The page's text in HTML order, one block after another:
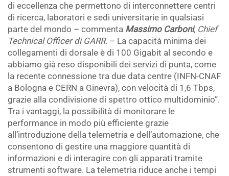
di eccellenza che permettono di interconnettere centri
di ricerca, laboratori e sedi universitarie in qualsiasi
parte del mondo – commenta Massimo Carboni, Chief
Technical Officer di GARR. – La capacità minima dei
collegamenti di dorsale è di 100 Gigabit al secondo e
abbiamo già reso disponibili dei servizi di punta, come
la recente connessione tra due data centre (INFN-CNAF
a Bologna e CERN a Ginevra), con velocità di 1,6 Tbps,
grazie alla condivisione di spettro ottico multidominio”.
Tra i vantaggi, la possibilità di monitorare le
performance in modo più efficiente grazie
all’introduzione della telemetria e dell’automazione, che
consentono di gestire una maggiore quantità di
informazioni e di interagire con gli apparati tramite
strumenti software. La telemetria riduce anche i tempi